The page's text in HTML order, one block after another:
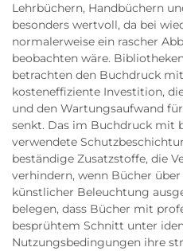
Lehrbüchern, Handbüchern
besonders wertvoll, da bei
normalerweise ein rascher
beobachten wäre.
betrachten den Buchdruck
kosteneffiziente Investition,
und den Wartungsaufwand
senkt. Das im Buchdruck mit
verwendete
beständige Zusatzstoffe, die
verhindern, wenn Bücher
künstlicher Beleuchtung
belegen, dass Bücher mit
besprühtem Schnitt unter
Nutzungsbedingungen ihre